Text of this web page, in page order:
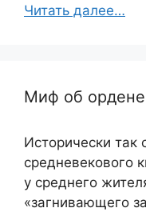
Читать далее…
Миф об
Исторически так
средневекового
у среднего
«загнивающего